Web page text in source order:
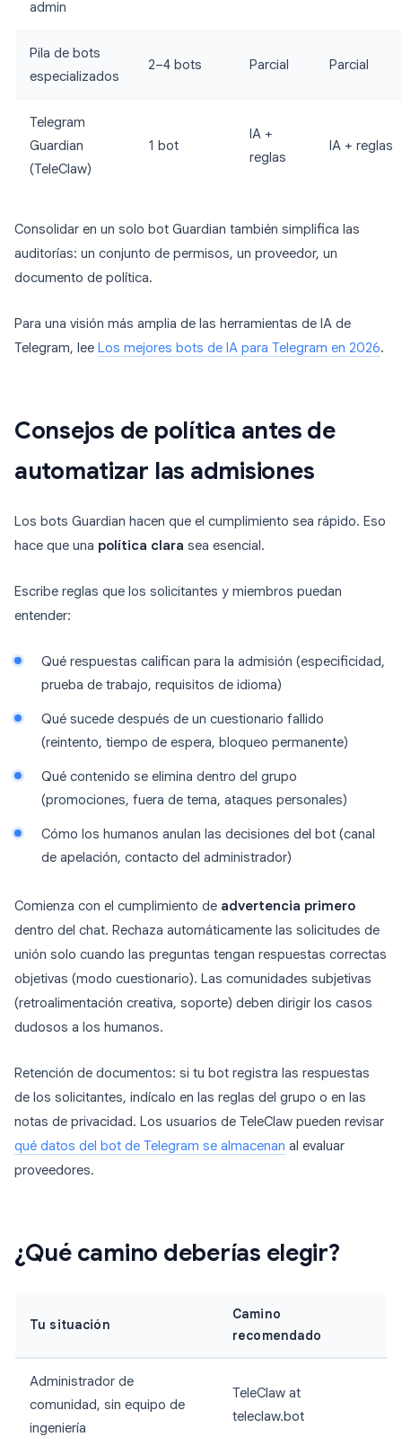
admin
Pila de bots
especializados
2–4 bots Parcial Parcial
Telegram
Guardian
(TeleClaw)
1 bot
IA +
reglas
IA + reglas
Consolidar en un solo bot Guardian también simplifica las
auditorías: un conjunto de permisos, un proveedor, un
documento de política.
Para una visión más amplia de las herramientas de IA de
Telegram, lee Los mejores bots de IA para Telegram en 2026.
Consejos de política antes de
automatizar las admisiones
Los bots Guardian hacen que el cumplimiento sea rápido. Eso
hace que una política clara sea esencial.
Escribe reglas que los solicitantes y miembros puedan
entender:
Qué respuestas califican para la admisión (especificidad,
prueba de trabajo, requisitos de idioma)
Qué sucede después de un cuestionario fallido
(reintento, tiempo de espera, bloqueo permanente)
Qué contenido se elimina dentro del grupo
(promociones, fuera de tema, ataques personales)
Cómo los humanos anulan las decisiones del bot (canal
de apelación, contacto del administrador)
Comienza con el cumplimiento de advertencia primero
dentro del chat. Rechaza automáticamente las solicitudes de
unión solo cuando las preguntas tengan respuestas correctas
objetivas (modo cuestionario). Las comunidades subjetivas
(retroalimentación creativa, soporte) deben dirigir los casos
dudosos a los humanos.
Retención de documentos: si tu bot registra las respuestas
de los solicitantes, indícalo en las reglas del grupo o en las
notas de privacidad. Los usuarios de TeleClaw pueden revisar
qué datos del bot de Telegram se almacenan al evaluar
proveedores.
¿Qué camino deberías elegir?
Tu situación
Camino
recomendado
Administrador de
comunidad, sin equipo de
ingeniería
TeleClaw at
teleclaw.bot